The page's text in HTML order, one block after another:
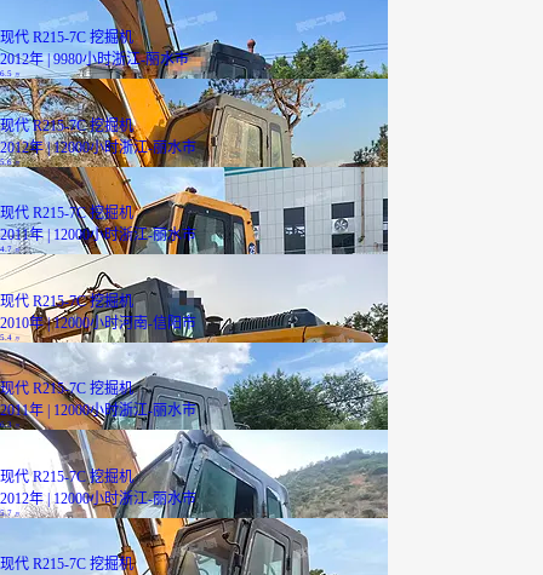
现代 R215-7C 挖掘机
2012年 | 9980小时浙江-丽水市
6.5 万
现代 R215-7C 挖掘机
2012年 | 12000小时浙江-丽水市
5.6万
现代 R215-7C 挖掘机
2011年 | 12000小时浙江-丽水市
4.7万
现代 R215-7C 挖掘机
2010年 | 12000小时河南-信阳市
5.4
现代 R215-7C 挖掘机
2011年 | 12000小时浙江-丽水市
6.3 万
现代 R215-7C 挖掘机
2012年 | 12000小时浙江-丽水市
5.7
现代 R215-7C 挖掘机